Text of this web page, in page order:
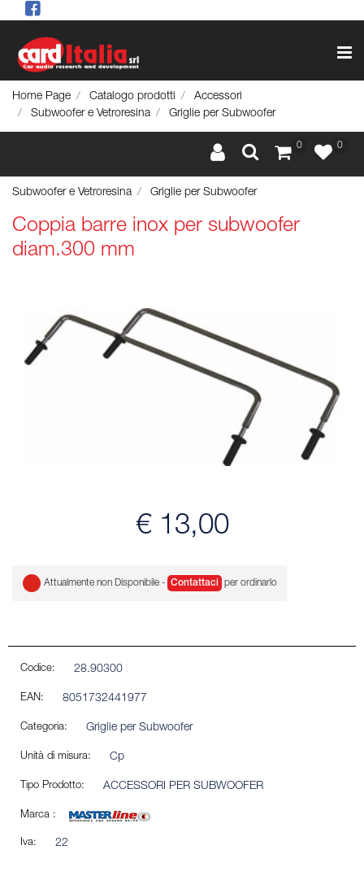
Home Page Catalogo prodotti
Accessori
Subwoofer e Vetroresina
Griglie per Subwoofer
0 0
Subwoofer e Vetroresina Griglie per Subwoofer
Coppia barre inox per subwoofer
diam.300 mm
€ 13,00
Attualmente non Disponibile - Contattaci per ordinarlo
Codice: 28.90300
EAN: 8051732441977
Categoria: Griglie per Subwoofer
Unità di misura: Cp
Tipo Prodotto: ACCESSORI PER SUBWOOFER
Marca :
Iva: 22